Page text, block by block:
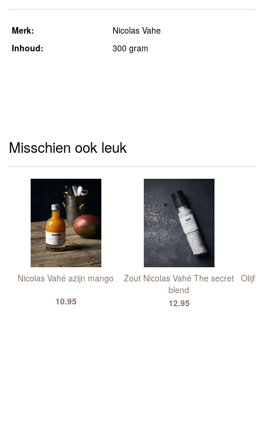
Merk:
Nicolas Vahe
Inhoud:
300 gram
Misschien ook leuk
Nicolas Vahé azijn mango
10.95
Zout Nicolas Vahé The secret
blend
12.95